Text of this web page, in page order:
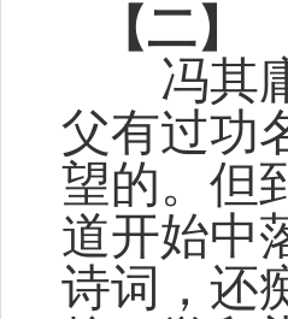
【二】
冯其庸
父有过功
望的。但
道开始中
诗词，还